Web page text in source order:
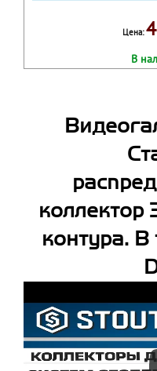
Цена:
В
коллектор
контура. В